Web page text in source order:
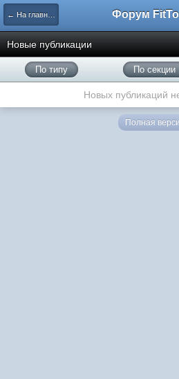
← На главную Форум
Новые публикации
По типу По секции
Новых публикаций
Полная